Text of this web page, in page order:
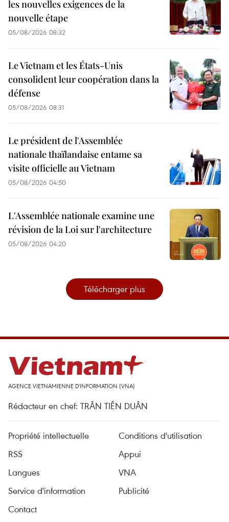
les nouvelles exigences de la
nouvelle étape
05/08/2026 08:32
Le Vietnam et les États-Unis
consolident leur coopération dans la
défense
05/08/2026 08:31
Le président de l'Assemblée
nationale thaïlandaise entame sa
visite officielle au Vietnam
05/08/2026 04:50
L'Assemblée nationale examine une
révision de la Loi sur l'architecture
05/08/2026 04:20
Télécharger plus
AGENCE VIETNAMIENNE D'INFORMATION (VNA)
Rédacteur en chef: TRÂN TIÊN DUÂN
Propriété intellectuelle
Conditions d'utilisation
RSS
Appui
Langues
VNA
Service d'information
Publicité
Contact